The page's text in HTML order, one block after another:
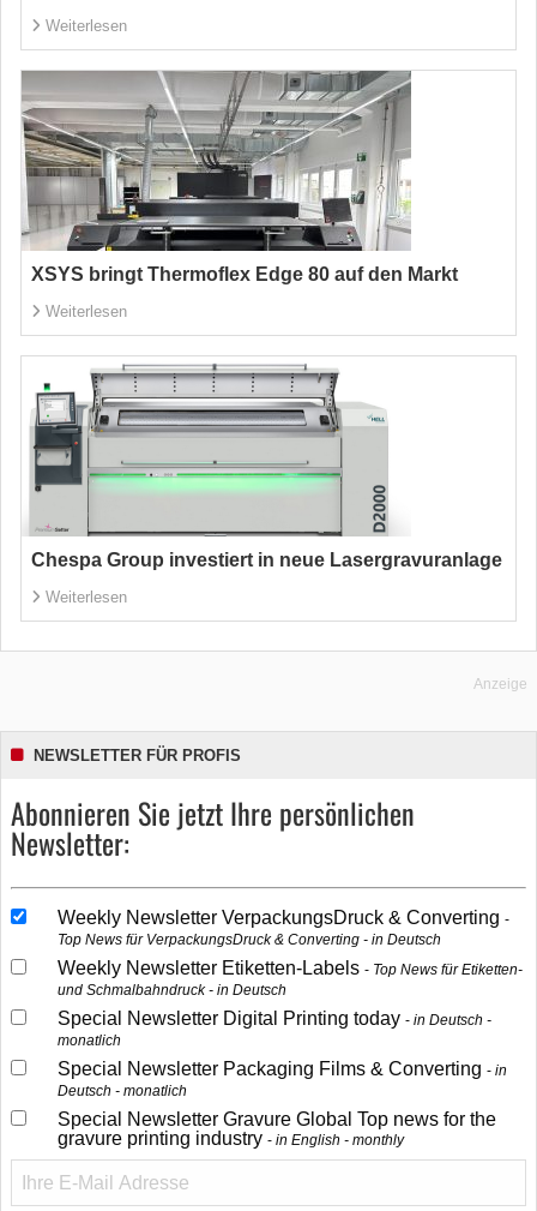
Weiterlesen
XSYS bringt Thermoflex Edge 80 auf den Markt
Weiterlesen
Chespa Group investiert in neue Lasergravuranlage
Weiterlesen
Anzeige
NEWSLETTER FÜR PROFIS
Abonnieren Sie jetzt Ihre persönlichen
Newsletter:
Weekly Newsletter VerpackungsDruck & Converting
Top News für VerpackungsDruck & Converting - in Deutsch
Weekly Newsletter Etiketten-Labels
Top News für Etiketten-
und Schmalbahndruck - in Deutsch
Special Newsletter Digital Printing today
in Deutsch -
monatlich
Special Newsletter Packaging Films & Converting
in
Deutsch - monatlich
Special Newsletter Gravure Global Top news for the
gravure printing industry
in English - monthly